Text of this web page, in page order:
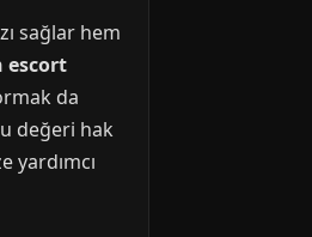
sağlar hem
escort
da
değeri hak
yardımcı